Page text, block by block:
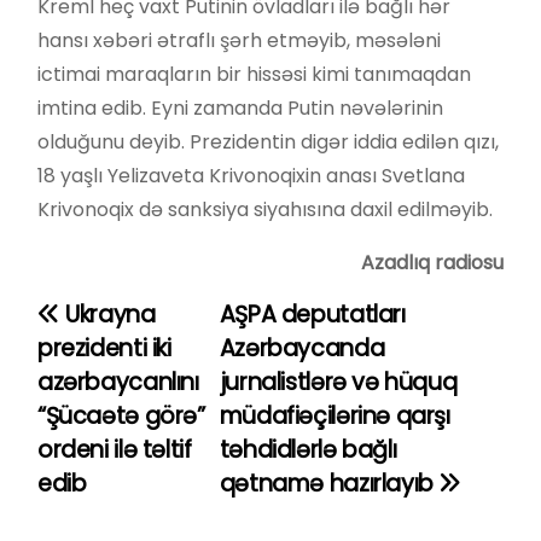
Kreml heç vaxt Putinin övladları ilə bağlı hər
hansı xəbəri ətraflı şərh etməyib, məsələni
ictimai maraqların bir hissəsi kimi tanımaqdan
imtina edib. Eyni zamanda Putin nəvələrinin
olduğunu deyib. Prezidentin digər iddia edilən qızı,
18 yaşlı Yelizaveta Krivonoqixin anası Svetlana
Krivonoqix də sanksiya siyahısına daxil edilməyib.
Azadlıq radiosu
Y
a
z
ı
AŞPA deputatları
Azərbaycanda
jurnalistlərə və hüquq
müdafiəçilərinə qarşı
təhdidlərlə bağlı
qətnamə hazırlayıb
Ukrayna
prezidenti iki
azərbaycanlını
“Şücaətə görə”
ordeni ilə təltif
edib